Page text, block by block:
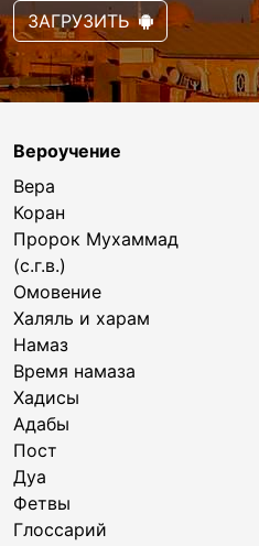
ЗАГРУЗИТЬ
Вероучение
Вера
Коран
Пророк Мухаммад
(с.г.в.)
Омовение
Халяль и харам
Намаз
Время намаза
Хадисы
Адабы
Пост
Дуа
Фетвы
Глоссарий